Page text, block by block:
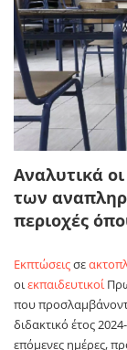
Αναλυτικά
των
περιοχές
Εκπτώσειςσε
οιεκπαιδευτικοί
που
διδακτικό έτος
επόμενες ημέρες,